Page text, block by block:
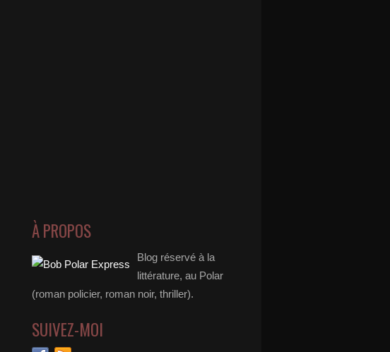
À PROPOS
Blog réservé à la
littérature, au Polar
(roman policier, roman noir, thriller).
SUIVEZ-MOI